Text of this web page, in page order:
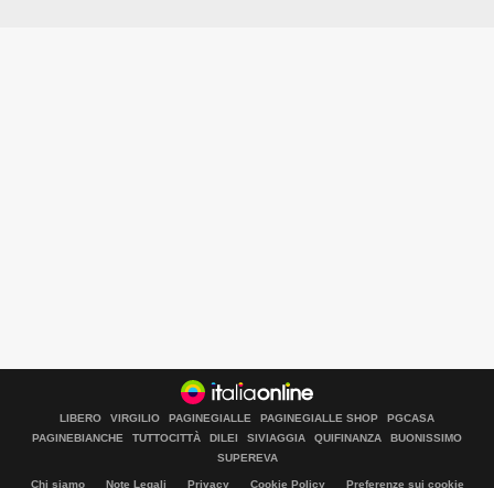
LIBERO VIRGILIO PAGINEGIALLE PAGINEGIALLE SHOP
PGCASA
PAGINEBIANCHE
TUTTOCITTÀ DILEI SIVIAGGIA QUIFINANZA
BUONISSIMO
SUPEREVA
Chi siamo Note Legali Privacy Cookie Policy Preferenze sui cookie